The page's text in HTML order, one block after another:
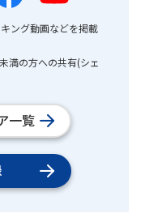
ング動画などを掲載
満の方への共有(シェ
一覧